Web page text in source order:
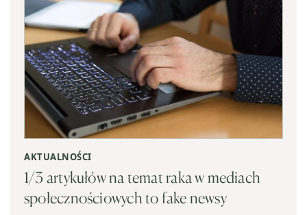
AKTUALNOŚCI
1/3 artykułów na temat raka w mediach
społecznościowych to fake newsy